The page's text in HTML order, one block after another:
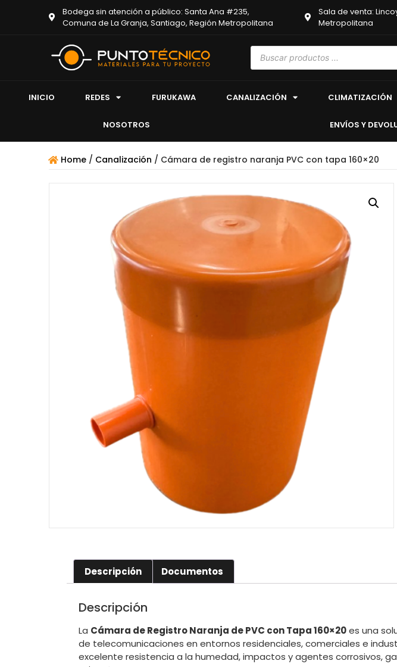
Bodega sin atención a público: Santa Ana #235,
Comuna de La Granja, Santiago, Región Metropolitana
Sala de venta:
Metropolitana
INICIO REDES FURUKAWA CANALIZACIÓN CLIMATIZACIÓN
NOSOTROS ENVÍOS Y
Home / Canalización / Cámara de registro naranja PVC con tapa 160×20
Descripción Documentos
Descripción
La Cámara de Registro Naranja de PVC con Tapa 160×20es una
de telecomunicaciones en entornos residenciales, comerciales e
excelente resistencia a la humedad, impactos y agentes corrosivos,